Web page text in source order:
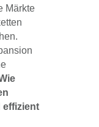
Märkte
effizient